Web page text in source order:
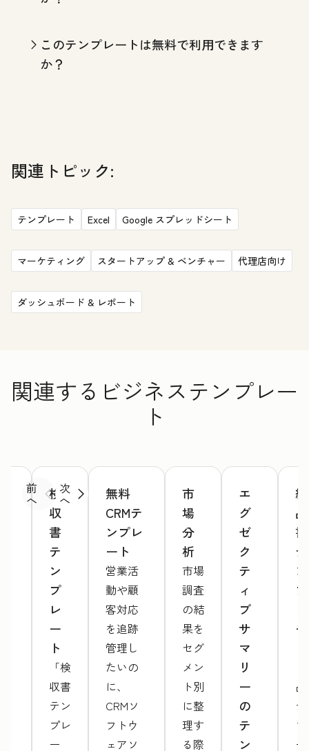
このテンプレートは無料で利用できます
か？
関連トピック:
テンプレート Excel Google スプレッドシート
マーケティング スタートアップ & ベンチャー 代理店向け
ダッシュボード & レポート
関連するビジネステンプレー
ト
前
へ
次
へ
検
収
書
テ
ン
プ
レ
ー
ト
「検
収書
テン
プレ
ー
無料
CRMテ
ンプレ
ート
営業活
動や顧
客対応
を追跡
管理し
たいの
に、
CRMソ
フトウ
ェアソ
市
場
分
析
市場
調査
の結
果を
セグ
メン
ト別
に整
理す
る際
エ
グ
ゼ
ク
テ
ィ
ブ
サ
マ
リ
ー
の
テ
ン
納
品
書
テ
ン
プ
ー
ー